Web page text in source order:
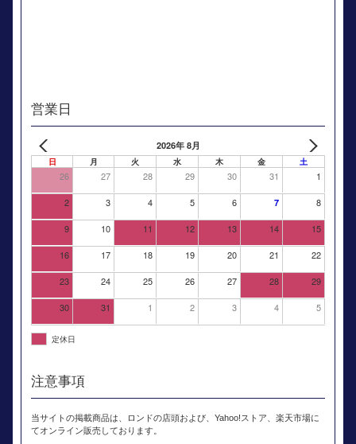
営業日
2026年 8月
日 月 火 水 木 金 土
26 27 28 29 30 31 1
2 3 4 5 6 7 8
9 10 11 12 13 14 15
16 17 18 19 20 21 22
23 24 25 26 27 28 29
30 31 1 2 3 4 5
定休日
注意事項
当サイトの掲載商品は、ロンドの店頭および、Yahoo!ストア、楽天市場に
てオンライン販売しております。